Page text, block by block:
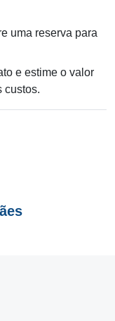
uma reserva para
e estime o valor
custos.